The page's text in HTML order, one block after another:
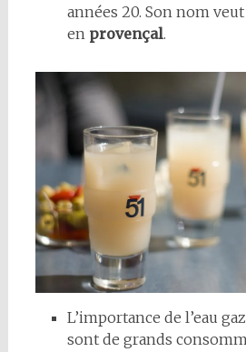
années 20. Son nom
en provençal.
L’importance de l’eau
sont de grands